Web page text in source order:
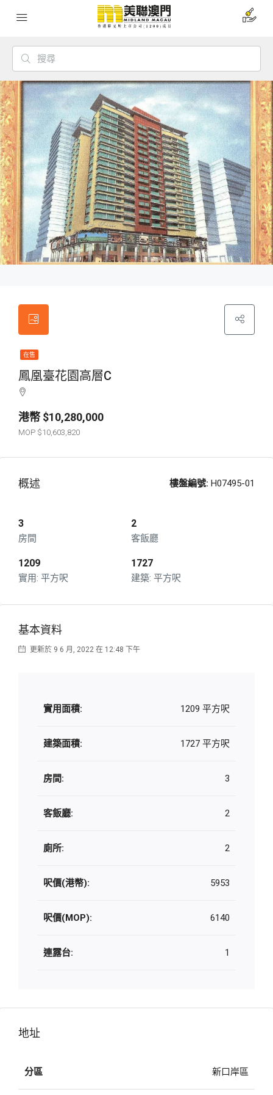
在售
鳳凰臺花園高層C
$10,280,000
$10,603,820
概述 樓盤編號: H07495-01
3
房間
2
客飯廳
1209
平方呎
1727
平方呎
基本資料
更新於 9 6 月, 2022 在 12:48 下午
實用面積: 1209 平方呎
建築面積: 1727 平方呎
房間: 3
客飯廳: 2
廁所: 2
呎價(港幣): 5953
呎價(MOP): 6140
連露台: 1
地址
分區 新口岸區